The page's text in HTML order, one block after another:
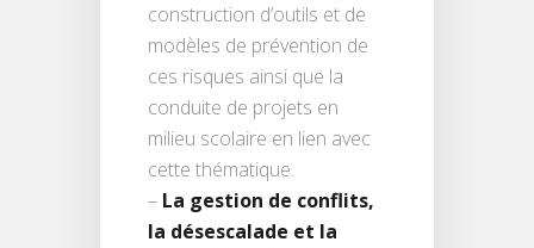
construction d’outils et de
modèles de prévention de
ces risques ainsi que la
conduite de projets en
milieu scolaire en lien avec
cette thématique.
– La gestion de conflits,
la désescalade et la